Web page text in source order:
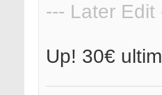
--- Later
Up! 30€